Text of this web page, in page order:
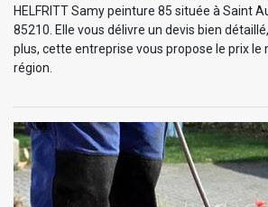
HELFRITT Samy peinture 85 située à Saint
85210. Elle vous délivre un devis bien
plus, cette entreprise vous propose le prix le
région.